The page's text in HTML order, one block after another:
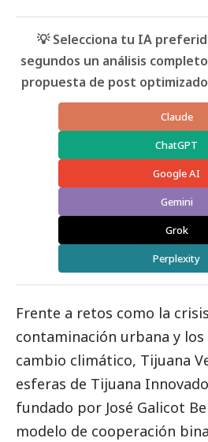
💡 Selecciona tu IA
segundos un análisis
propuesta de post
Claude
ChatGPT
Google AI
Gemini
Grok
Perplexity
Frente a retos como la
contaminación urbana y
cambio climático, Tijuana
esferas de Tijuana
fundado por José Galicot
modelo de cooperación